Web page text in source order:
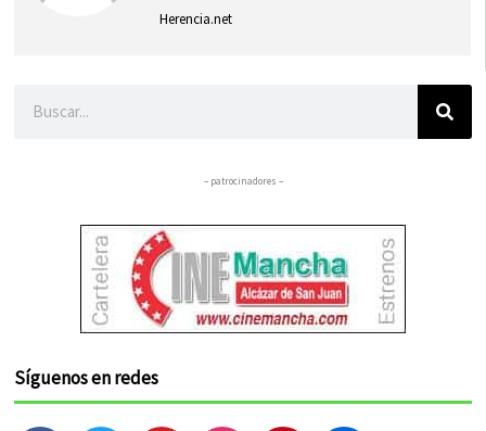
Herencia.net
– patrocinadores –
Síguenos en redes